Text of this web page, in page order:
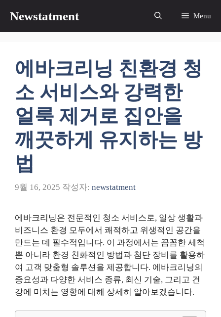
츠
Newstatment Menu
에바크리닝 친환경 청
소 서비스와 강력한
얼룩 제거로 집안을
깨끗하게 유지하는 방
법
9월 16, 2025 작성자: newstatment
에바크리닝은 전문적인 청소 서비스로, 일상 생활과
비즈니스 환경 모두에서 쾌적하고 위생적인 공간을
만드는 데 필수적입니다. 이 과정에서는 꼼꼼한 세척
뿐 아니라 환경 친화적인 방법과 첨단 장비를 활용하
여 고객 맞춤형 솔루션을 제공합니다. 에바크리닝의
중요성과 다양한 서비스 종류, 최신 기술, 그리고 건
강에 미치는 영향에 대해 상세히 알아보겠습니다.